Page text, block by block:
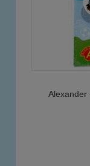
Alexander